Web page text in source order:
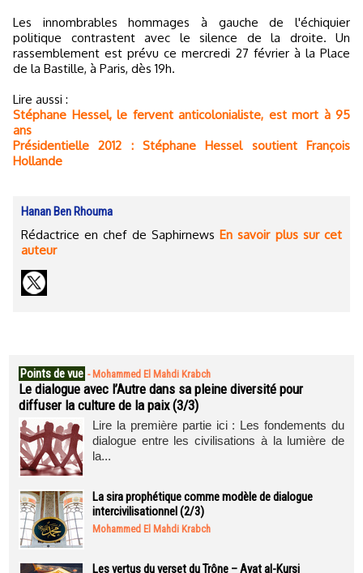
Les innombrables hommages à gauche de l'échiquier
politique contrastent avec le silence de la droite. Un
rassemblement est prévu ce mercredi 27 février à la Place
de la Bastille, à Paris, dès 19h.
Lire aussi :
Stéphane Hessel, le fervent anticolonialiste, est mort à 95
ans
Présidentielle 2012 : Stéphane Hessel soutient François
Hollande
Hanan Ben Rhouma
Rédactrice en chef de SaphirnewsEn savoir plus sur cet
auteur
Points de vue - Mohammed El Mahdi Krabch
Le dialogue avec l’Autre dans sa pleine diversité pour
diffuser la culture de la paix (3/3)
Lire la première partie ici : Les fondements du
dialogue entre les civilisations à la lumière de
la...
La sira prophétique comme modèle de dialogue
intercivilisationnel (2/3)
Mohammed El Mahdi Krabch
Les vertus du verset du Trône – Ayat al-Kursi